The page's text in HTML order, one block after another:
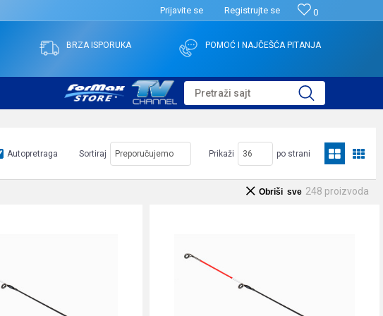
0
Prijavite se Registrujte se
BRZA ISPORUKA POMOĆ I NAJČEŠĆA PITANJA
Pretraži sajt
Autopretraga Sortiraj Prikaži po strani
248 proizvoda
Obriši sve